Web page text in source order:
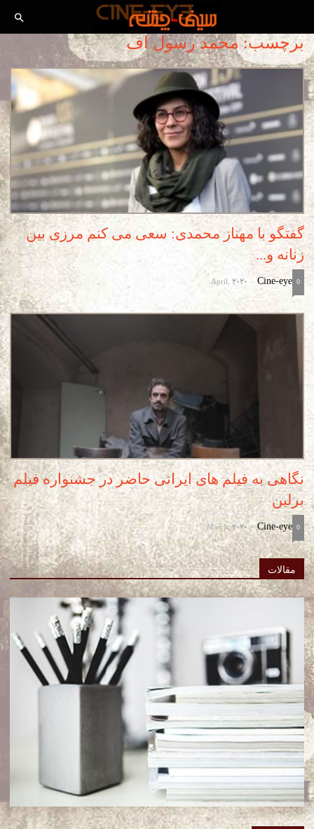
برچسب: محمد رسول اف
گفتگو با مهناز محمدی: سعی می کنم مرزی بین
زنانه و...
Cine-eye
-
April, 2020 0
نگاهی به فیلم های ایرانی حاضر در جشنواره فیلم
برلین
Cine-eye
-
March, 2020 0
مقالات